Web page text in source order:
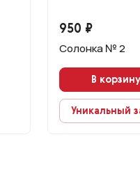
950 ₽
Солонка № 2
В корзину
Уникальный